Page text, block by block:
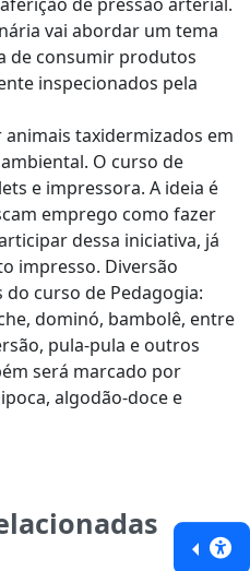
vai abordar um tema
de consumir produtos
inspecionados pela
animais taxidermizados em
O curso de
e impressora. A ideia é
emprego como fazer
dessa iniciativa, já
impresso. Diversão
curso de Pedagogia:
dominó, bambolê, entre
pula-pula e outros
será marcado por
algodão-doce e